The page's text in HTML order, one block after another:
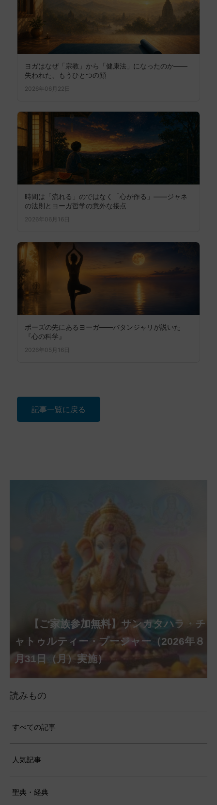
ヨガはなぜ「宗教」から「健康法」になったのか――
失われた、もうひとつの顔
2026年06月22日
時間は「流れる」のではなく「心が作る」——ジャネ
の法則とヨーガ哲学の意外な接点
2026年06月16日
ポーズの先にあるヨーガ――パタンジャリが説いた
『心の科学』
2026年05月16日
記事一覧に戻る
【ご家族参加無料】アーディ・アマー
ヴァシャー・プージャー（2026年８月12
日（水）実施）
【ご家族参加無料】ラクシュミー・ク
ベーラ・マンスリー・プージャー（2026
年８月12日（水）実施）
【ご家族参加無料】ナーガ・パンチャ
ミー・プージャー（2026年８月17日
（月）実施）
【ご家族参加無料】ヴァラ・ラクシュ
ミー・ヴラタ・プージャー（2026年８月
28日（金）実施）
【ご家族参加無料】サンカタハラ・チ
ャトゥルティー・プージャー（2026年８
月31日（月）実施）
【ご家族参加無料】クリシュナ・ジャヤ
ンティー・プージャー（2026年９月４日
（金）実施）
【ご家族参加無料】ガネーシャ・チャ
トゥルティー・プージャー（2026年９月
14日（月）実施）
【ご家族参加無料】マハーラクシュミ
ー・ヴラタ・プージャー（2026年９月19
日（土）実施）
【ご家族参加無料】マハーラヤー・ア
マーヴァシャー・プージャー（2026年10
月10日（土）実施）
第220回グループ・ホーマ（ナーガ・
パンチャミー、2026年８月17日（月）実
施）
第221回グループ・ホーマ（ガーヤト
リー・ジャヤンティー、2026年８月28日
（金）実施）
アンナダーナ・プロジェクト（食事の奉
仕）
ポストコロナ福祉活動支援募金
読みもの
すべての記事
人気記事
聖典・経典